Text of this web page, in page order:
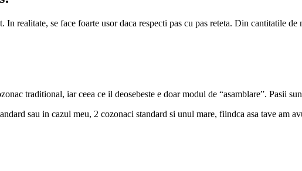
realitate, se face foarte usor daca respecti pas cu pas reteta. Din cantitatile
traditional, iar ceea ce il deosebeste e doar modul de “asamblare”. Pasii
sau in cazul meu, 2 cozonaci standard si unul mare, fiindca asa tave am